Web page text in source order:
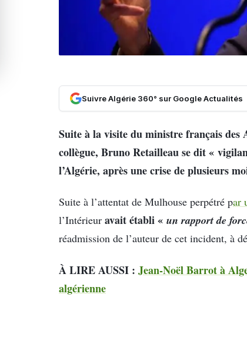
Suivre Algérie 360° sur Google Actualités
Suite à la visite du ministre français des
collègue, Bruno Retailleau se dit «
l’Algérie, après une crise de plusieurs
Suite à l’attentat de Mulhouse perpétré par
l’Intérieur avait établi « un rapport de
réadmission de l’auteur de cet incident, à
À LIRE AUSSI : Jean-Noël Barrot à
algérienne